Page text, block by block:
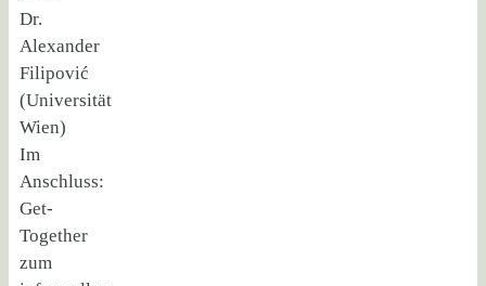
Dr.
Alexander
Filipović
(Universität
Wien)
Im
Anschluss:
Get-
Together
zum